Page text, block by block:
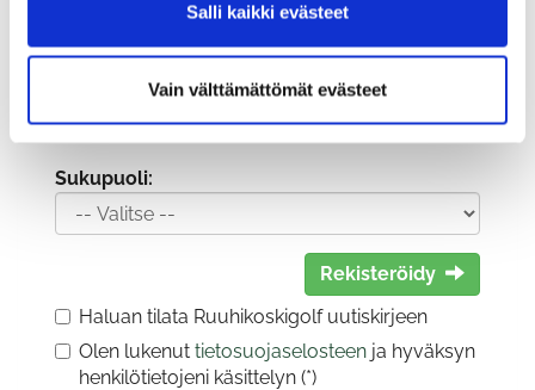
Salli kaikki evästeet
Vain välttämättömät evästeet
Sukupuoli:
Rekisteröidy
Haluan tilata Ruuhikoskigolf uutiskirjeen
Olen lukenut tietosuojaselosteen ja hyväksyn
henkilötietojeni käsittelyn (*)